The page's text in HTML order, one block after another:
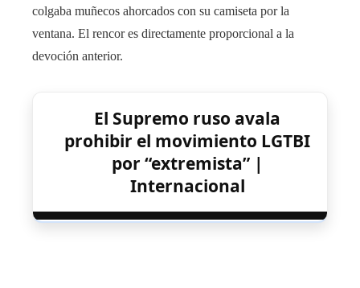
colgaba muñecos ahorcados con su camiseta por la
ventana. El rencor es directamente proporcional a la
devoción anterior.
El Supremo ruso avala
prohibir el movimiento LGTBI
por “extremista” |
Internacional